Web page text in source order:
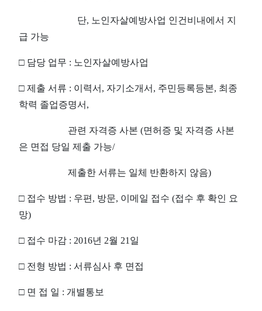
단, 노인자살예방사업 인건비내에서 지
급 가능
□ 담당 업무 : 노인자살예방사업
□ 제출 서류 : 이력서, 자기소개서, 주민등록등본, 최종
학력 졸업증명서,
관련 자격증 사본 (면허증 및 자격증 사본
은 면접 당일 제출 가능/
제출한 서류는 일체 반환하지 않음)
□ 접수 방법 : 우편, 방문, 이메일 접수 (접수 후 확인 요
망)
□ 접수 마감 : 2016년 2월 21일
□ 전형 방법 : 서류심사 후 면접
□ 면 접 일 : 개별통보